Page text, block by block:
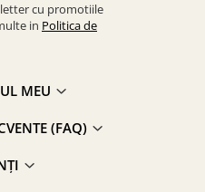
cu promotiile
in Politica de
MEU
(FAQ)